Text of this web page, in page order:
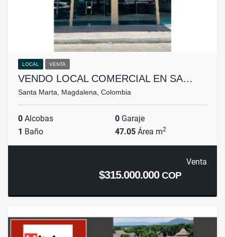
LOCAL VENTA
VENDO LOCAL COMERCIAL EN SA…
Santa Marta, Magdalena, Colombia
0 Alcobas 0 Garaje
1 Baño 47.05 Área m2
Venta
$315.000.000COP